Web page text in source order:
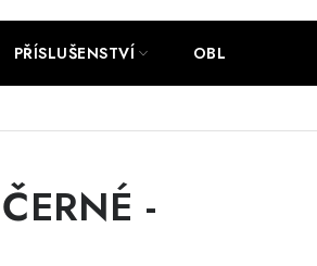
PŘÍSLUŠENSTVÍ OBLEČENÍ
-